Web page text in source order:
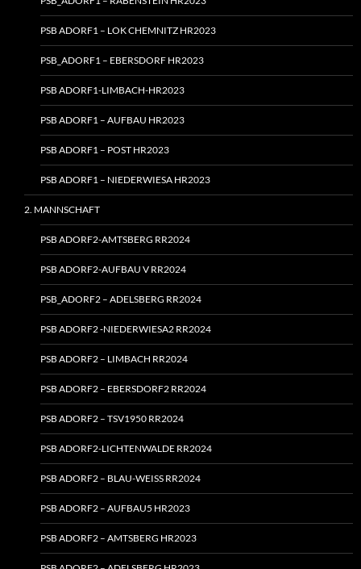
PSB ADORF1 – LOK CHEMNITZ HR2023
PSB_ADORF1 – EBERSDORF HR2023
PSB ADORF1-LIMBACH-HR2023
PSB ADORF1 – AUFBAU HR2023
PSB ADORF1 – POST HR2023
PSB ADORF1 – NIEDERWIESA HR2023
2. MANNSCHAFT
PSB ADORF2-AMTSBERG RR2024
PSB ADORF2-AUFBAU V RR2024
PSB_ADORF2 – ADELSBERG RR2024
PSB ADORF2 ‑NIEDERWIESA2 RR2024
PSB ADORF2 – LIMBACH RR2024
PSB ADORF2 – EBERSDORF2 RR2024
PSB ADORF2 – TSV1950 RR2024
PSB ADORF2-LICHTENWALDE RR2024
PSB ADORF2 – BLAU-WEISS RR2024
PSB ADORF2 – AUFBAU5 HR2023
PSB ADORF2 – AMTSBERG HR2023